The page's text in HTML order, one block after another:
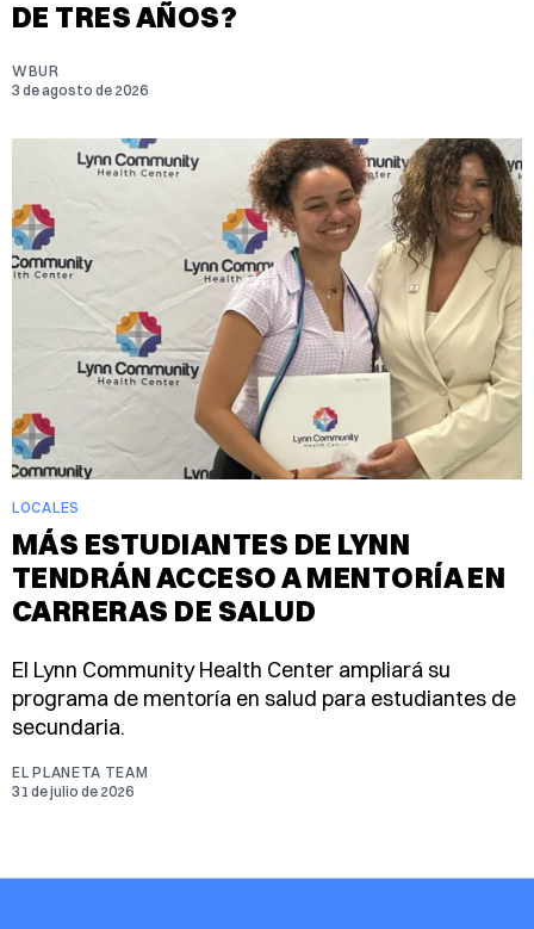
DE TRES AÑOS?
WBUR
3 de agosto de 2026
LOCALES
MÁS ESTUDIANTES DE LYNN
TENDRÁN ACCESO A MENTORÍA EN
CARRERAS DE SALUD
El Lynn Community Health Center ampliará su
programa de mentoría en salud para estudiantes de
secundaria.
EL PLANETA TEAM
31 de julio de 2026